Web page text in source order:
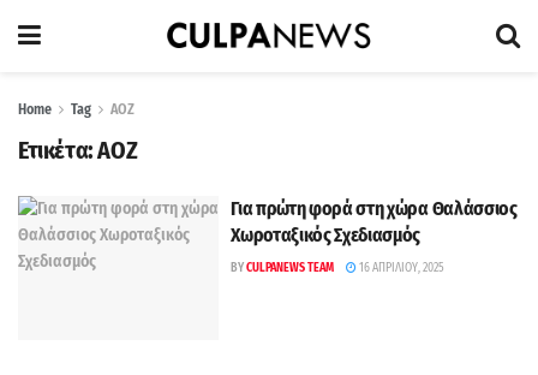
Home Tag ΑΟΖ
Ετικέτα:ΑΟΖ
Για πρώτη φορά στη χώρα Θαλάσσιος
Χωροταξικός Σχεδιασμός
BYCULPANEWS TEAM 16 ΑΠΡΙΛΊΟΥ, 2025